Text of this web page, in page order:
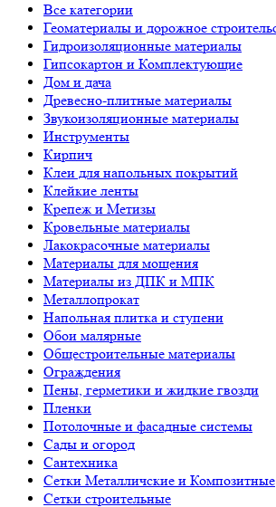
Все категории
Геоматериалы и дорожное
Гидроизоляционные материалы
Гипсокартон и Комплектующие
Дом и дача
Древесно-плитные материалы
Звукоизоляционные материалы
Инструменты
Кирпич
Клеи для напольных покрытий
Клейкие ленты
Крепеж и Метизы
Кровельные материалы
Лакокрасочные материалы
Материалы для мощения
Материалы из ДПК и МПК
Металлопрокат
Напольная плитка и ступени
Обои малярные
Общестроительные материалы
Ограждения
Пены, герметики и жидкие гвозди
Пленки
Потолочные и фасадные системы
Сады и огород
Сантехника
Сетки Металличские и Композитные
Сетки строительные